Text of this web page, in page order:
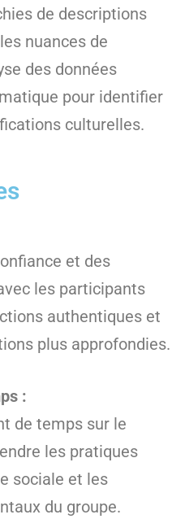
de descriptions
nuances de
des données
pour identifier
culturelles.
et des
les participants
authentiques et
plus approfondies.
:
de temps sur le
les pratiques
sociale et les
du groupe.